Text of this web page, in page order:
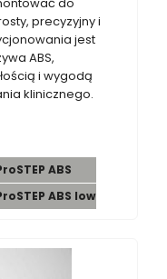
precyzyjny i
jest
ABS,
i wygodą
klinicznego.
ABS
ABS low